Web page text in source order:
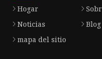
Hogar
Noticias
Blog
mapa del sitio